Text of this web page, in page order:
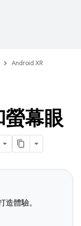
Android XR
幕眼
造體驗。